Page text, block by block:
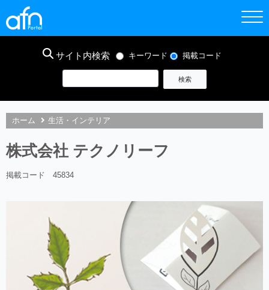
サイト内検索 キーワード 掲載コード
ホーム 生活・インテリア
株式会社 テクノリーフ
掲載コード 45834